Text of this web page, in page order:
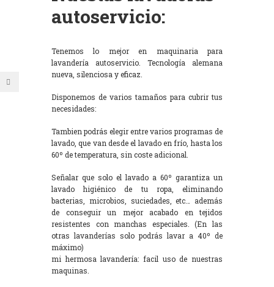
autoservicio:
Tenemos lo mejor en maquinaria para
lavandería autoservicio. Tecnología alemana
nueva, silenciosa y eficaz.
Disponemos de varios tamaños para cubrir tus
necesidades:
Tambien podrás elegir entre varios programas de
lavado, que van desde el lavado en frío, hasta los
60º de temperatura, sin coste adicional.
Señalar que solo el lavado a 60º garantiza un
lavado higiénico de tu ropa, eliminando
bacterias, microbios, suciedades, etc… además
de conseguir un mejor acabado en tejidos
resistentes con manchas especiales. (En las
otras lavanderías solo podrás lavar a 40º de
máximo)
mi hermosa lavandería: facil uso de nuestras
maquinas.